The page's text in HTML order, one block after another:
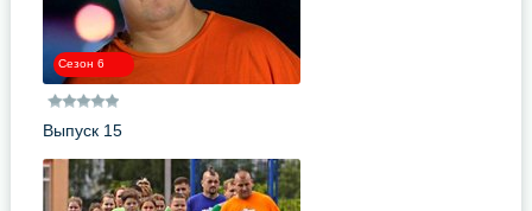
Сезон 6
Выпуск 15